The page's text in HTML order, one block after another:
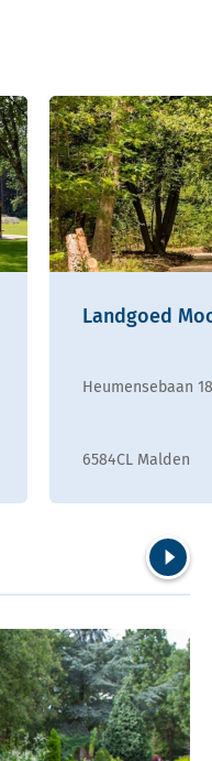
Landgoed
Heumensebaan 18
6584CL Malden